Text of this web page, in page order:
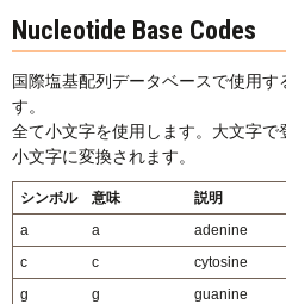
English
Nucleotide Base Codes
国際塩基配列データベースで使用
す。
全て小文字を使用します。大文字
小文字に変換されます。
シンボル 意味
説明
a
a
adenine
c
c
cytosine
g
g
guanine